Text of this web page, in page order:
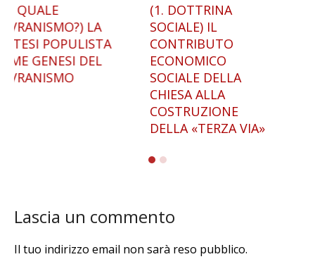
(1. DOTTRINA
SOCIALE) IL
CONTRIBUTO
ECONOMICO
SOCIALE DELLA
IL RIFORMISMO
NAZIONALE DI
FRANCESCO SAVERIO
NITTI. DALL’ITALIA
GIOLITTIANA AL
FASCISMO
Lascia un commento
Il tuo indirizzo email non sarà reso pubblico.